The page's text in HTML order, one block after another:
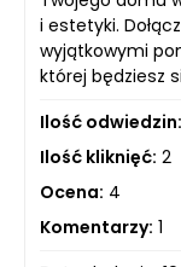
i estetyki.
wyjątkowymi
której będziesz
Ilość odwiedzin:
Ilość kliknięć: 2
Ocena: 4
Komentarzy: 1